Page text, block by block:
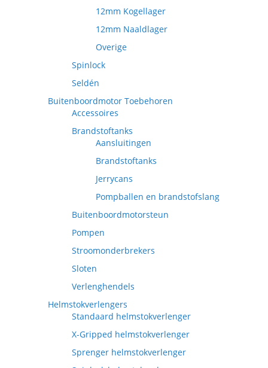
12mm Kogellager
12mm Naaldlager
Overige
Spinlock
Seldén
Buitenboordmotor Toebehoren
Accessoires
Brandstoftanks
Aansluitingen
Brandstoftanks
Jerrycans
Pompballen en brandstofslang
Buitenboordmotorsteun
Pompen
Stroomonderbrekers
Sloten
Verlenghendels
Helmstokverlengers
Standaard helmstokverlenger
X-Gripped helmstokverlenger
Sprenger helmstokverlenger